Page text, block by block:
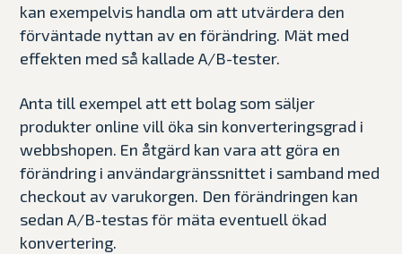
kan exempelvis handla om att utvärdera den
förväntade nyttan av en förändring. Mät med
effekten med så kallade A/B-tester.
Anta till exempel att ett bolag som säljer
produkter online vill öka sin konverteringsgrad i
webbshopen. En åtgärd kan vara att göra en
förändring i användargränssnittet i samband med
checkout av varukorgen. Den förändringen kan
sedan A/B-testas för mäta eventuell ökad
konvertering.